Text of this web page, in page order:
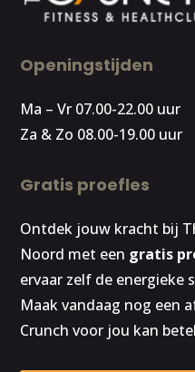
Openingstijden
Ma – Vr 07.00-22.00 uur
Za & Zo 08.00-19.00 uur
Gratis proefles
Ontdek jouw kracht bij
Noord met een gratis
ervaar zelf de energieke
Maak vandaag nog een
Crunch voor jou kan